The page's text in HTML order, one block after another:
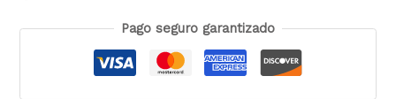
Pago seguro garantizado